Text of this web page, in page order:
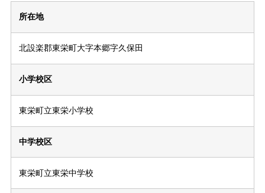
所在地
北設楽郡東栄町大字本郷字久保田
小学校区
東栄町立東栄小学校
中学校区
東栄町立東栄中学校